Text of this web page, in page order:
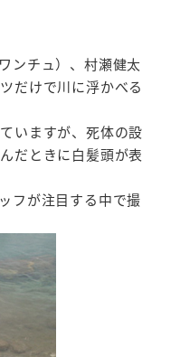
ンチュ）、村瀬健太
だけで川に浮かべる
いますが、死体の設
だときに白髪頭が表
フが注目する中で撮